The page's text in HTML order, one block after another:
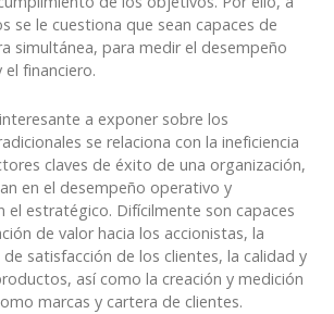
se le cuestiona que sean capaces de
simultánea, para medir el desempeño
financiero.
a exponer sobre los
se relaciona con la ineficiencia
claves de éxito de una organización,
en el desempeño operativo y
el estratégico. Difícilmente son capaces
de valor hacia los accionistas, la
satisfacción de los clientes, la calidad y
así como la creación y medición
marcas y cartera de clientes.